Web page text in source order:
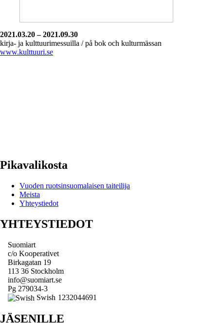
2021.03.20 – 2021.09.30
kirja- ja kulttuurimessuilla / på bok och kulturmässan
www.kulttuuri.se
Pikavalikosta
Vuoden ruotsinsuomalaisen taiteilija
Meista
Yhteystiedot
YHTEYSTIEDOT
Suomiart
c/o Kooperativet
Birkagatan 19
113 36 Stockholm
info@suomiart.se
Pg 279034-3
Swish 1232044691
JÄSENILLE